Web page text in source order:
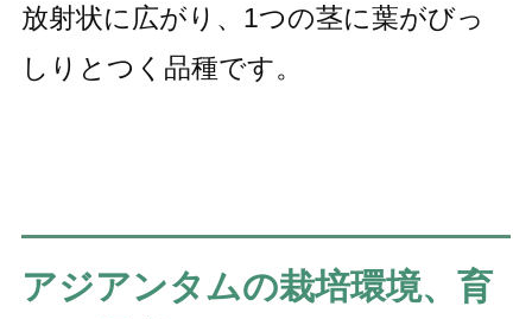
放射状に広がり、1つの茎に葉がびっ
しりとつく品種です。
アジアンタムの栽培環境、育